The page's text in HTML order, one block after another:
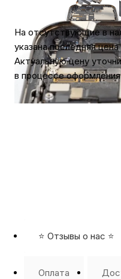
На отсутствующие в
указана последняя
Актуальную цену
в процессе оформления
⭐️ Отзывы о нас ⭐️
Оплата